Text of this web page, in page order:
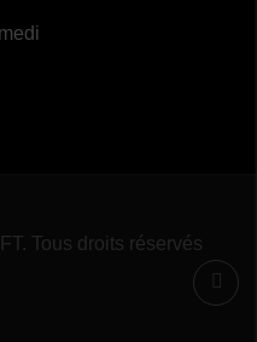
Tous droits réservés